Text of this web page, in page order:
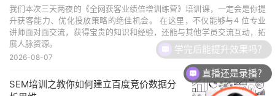
我们本次三天两夜的《全网获客业绩倍增训练营》培训课，一定会是你提
升获客能力、优化投放策略的绝佳机会。 在这里，不仅能够与4 位专业
讲师面对面交流，获得宝贵的知识和经验，还能与其他学员交流互动，拓
展人脉资源。
2026-08-07
SEM培训之教你如何建立百度竞价数据分
直播还是录播？
学完后能提升效果吗？